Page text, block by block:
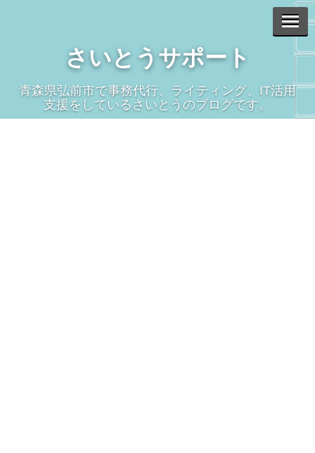
さいとうサポート
青森県弘前市で事務代行、ライティング、IT活用
支援をしているさいとうのブログです。